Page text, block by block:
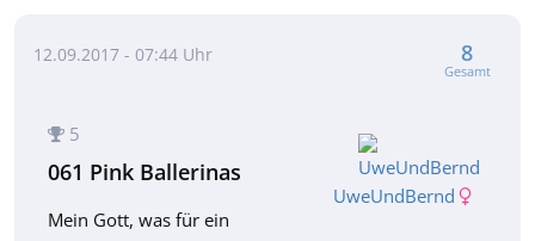
12.09.2017 - 07:44 Uhr 8
Gesamt
UweUndBernd
5
061 Pink Ballerinas
Mein Gott, was für ein